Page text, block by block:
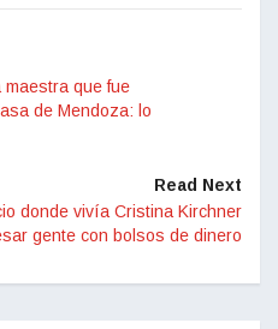
maestra que fue
de Mendoza: lo
Read Next
donde vivía Cristina Kirchner
gente con bolsos de dinero